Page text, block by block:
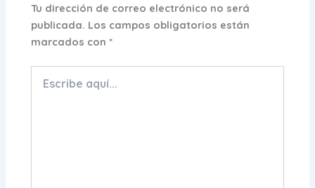
Tu dirección de correo electrónico no será
publicada. Los campos obligatorios están
marcados con*
aquí...